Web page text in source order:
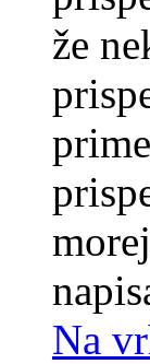
že
Na